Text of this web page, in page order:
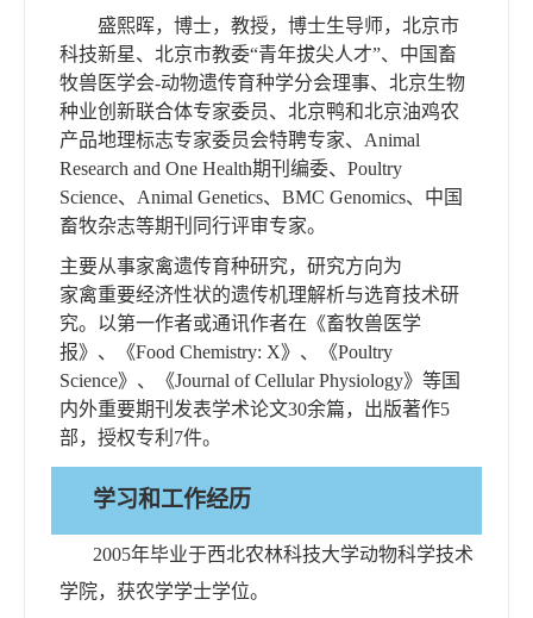
盛熙晖，博士，教授，博士生导师，北京市
科技新星、北京市教委“青年拔尖人才”、中国畜
牧兽医学会-动物遗传育种学分会理事、北京生物
种业创新联合体专家委员、北京鸭和北京油鸡农
产品地理标志专家委员会特聘专家、 Animal
Research and One Health期刊编委、 Poultry
Science、Animal Genetics、BMC Genomics、 中国
畜牧杂志等期刊同行评审专家。
主要从事家禽遗传育种研究，研究方向为
家禽重要经济性状的遗传机理解析与选育技术研
究。以第一作者或通讯作者在《畜牧兽医学
报》、
《Food Chemistry: X》、《Poultry
Science》、 《Journal of Cellular Physiology》 等国
内外重要期刊发表学术论文30余篇，出版著作5
部，授权专利 7件。
学习和工作经历
2005年毕业于西北农林科技大学动物科学技术
学院，获农学学士学位。